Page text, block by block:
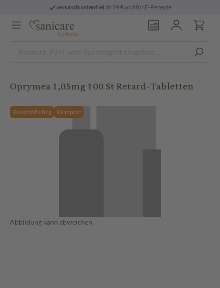
versandkostenfreiab 29 € und für E-Rezepte
Oprymea 1,05mg 100 St Retard-Tabletten
Rezeptpflichtig Reimport
Abbildung kann abweichen